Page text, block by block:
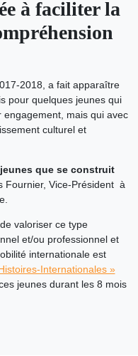
à faciliter la
2018, a fait apparaître
pour quelques jeunes qui
engagement, mais qui avec
culturel et
que se construit
Fournier, Vice-Président à
valoriser ce type
et/ou professionnel et
internationale est
Internationales »
jeunes durant les 8 mois